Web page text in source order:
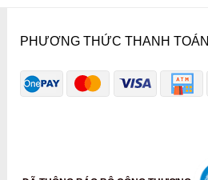
PHƯƠNG THỨC THANH TOÁN